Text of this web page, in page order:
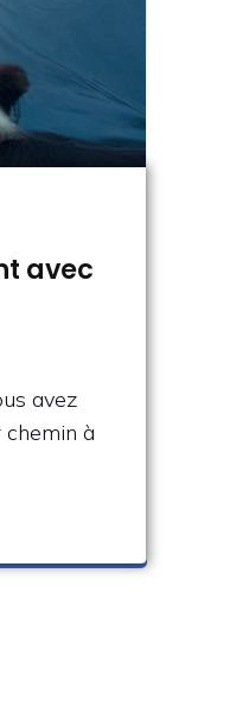
avec
avez
à